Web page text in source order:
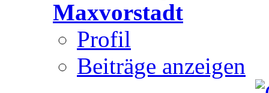
Maxvorstadt
Profil
Beiträge anzeigen